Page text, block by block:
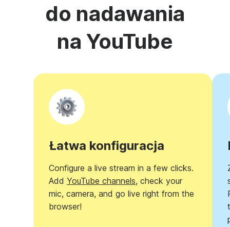
do nadawania
na YouTube
Łatwa konfiguracja
Configure a live stream in a few clicks.
Add YouTube channels, check your
mic, camera, and go live right from the
browser!